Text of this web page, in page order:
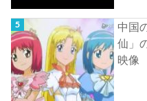
中国
仙」
映像